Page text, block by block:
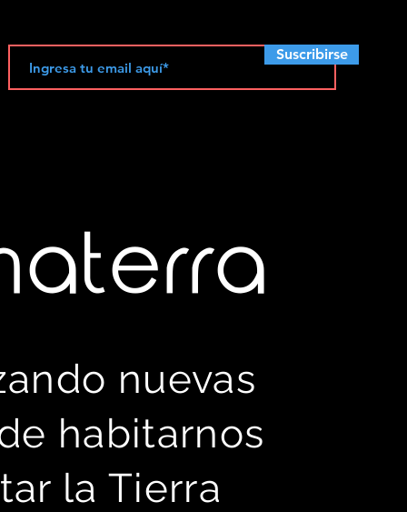
Suscribirse
nuevas
e habitarnos
la Tierra